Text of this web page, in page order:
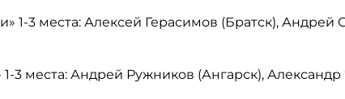
1-3 места: Алексей Герасимов (Братск),
3 места: Андрей Ружников (Ангарск),